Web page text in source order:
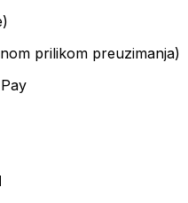
prilikom preuzimanja)